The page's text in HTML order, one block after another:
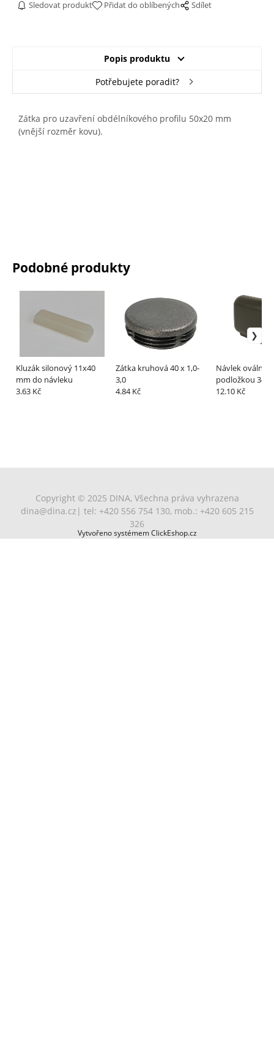
Sledovat produkt Přidat do oblíbených Sdílet
Popis produktu
Potřebujete poradit?
Zátka pro uzavření obdélníkového profilu 50x20 mm
(vnější rozměr kovu).
Podobné produkty
Kluzák silonový 11x40
mm do návleku
3.63 Kč
Zátka kruhová 40 x 1,0-
3,0
4.84 Kč
Návlek oválný s
podložkou
černý
12.10 Kč
Copyright © 2025 DINA, Všechna práva vyhrazena
dina@dina.cz | tel: +420 556 754 130, mob.: +420 605 215
326
Vytvořeno systémem ClickEshop.cz